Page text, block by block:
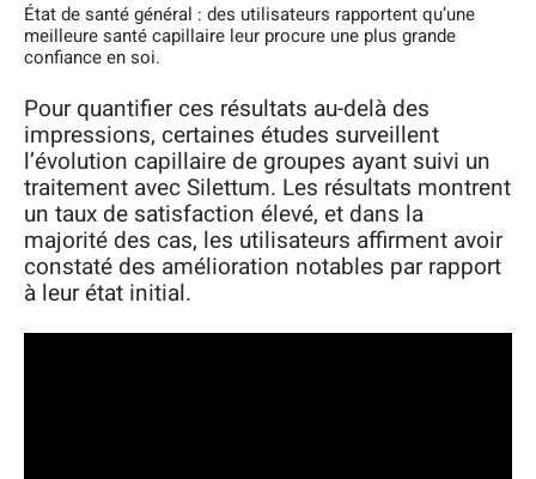
État de santé général : des utilisateurs rapportent qu’une
meilleure santé capillaire leur procure une plus grande
confiance en soi.
Pour quantifier ces résultats au-delà des
impressions, certaines études surveillent
l’évolution capillaire de groupes ayant suivi un
traitement avec Silettum. Les résultats montrent
un taux de satisfaction élevé, et dans la
majorité des cas, les utilisateurs affirment avoir
constaté des amélioration notables par rapport
à leur état initial.